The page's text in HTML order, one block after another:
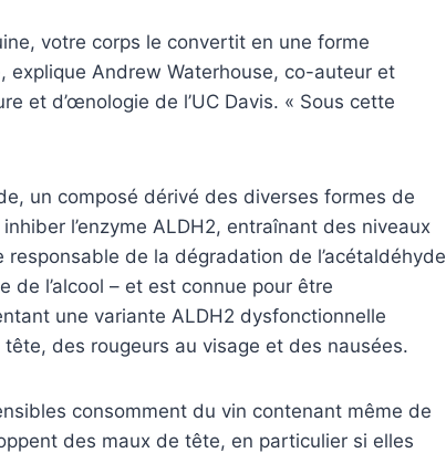
votre corps le convertit en une forme
Andrew Waterhouse, co-auteur et
et d’œnologie de l’UC Davis. « Sous cette
un composé dérivé des diverses formes de
l’enzyme ALDH2, entraînant des niveaux
de la dégradation de l’acétaldéhyde
l’alcool – et est connue pour être
une variante ALDH2 dysfonctionnelle
des rougeurs au visage et des nausées.
consomment du vin contenant même de
des maux de tête, en particulier si elles